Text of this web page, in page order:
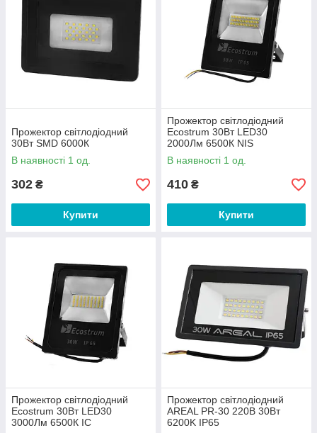
Прожектор світлодіодний
30Вт SMD 6000К
В наявності 1 од.
302 ₴
Купити
Прожектор світлодіодний
Ecostrum 30Вт LED30
2000Лм 6500К NIS
В наявності 1 од.
410 ₴
Купити
Прожектор світлодіодний
Ecostrum 30Вт LED30
3000Лм 6500К IC
Прожектор світлодіодний
AREAL PR-30 220В 30Вт
6200K IP65